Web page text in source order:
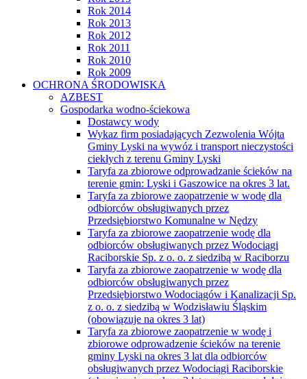
Rok 2014
Rok 2013
Rok 2012
Rok 2011
Rok 2010
Rok 2009
OCHRONA ŚRODOWISKA
AZBEST
Gospodarka wodno-ściekowa
Dostawcy wody
Wykaz firm posiadających Zezwolenia Wójta
Gminy Lyski na wywóz i transport nieczystości
ciekłych z terenu Gminy Lyski
Taryfa za zbiorowe odprowadzanie ścieków na
terenie gmin: Lyski i Gaszowice na okres 3 lat.
Taryfa za zbiorowe zaopatrzenie w wodę dla
odbiorców obsługiwanych przez
Przedsiębiorstwo Komunalne w Nędzy
Taryfa za zbiorowe zaopatrzenie wodę dla
odbiorców obsługiwanych przez Wodociągi
Raciborskie Sp. z o. o. z siedzibą w Raciborzu
Taryfa za zbiorowe zaopatrzenie w wodę dla
odbiorców obsługiwanych przez
Przedsiębiorstwo Wodociągów i Kanalizacji Sp.
z o. o. z siedzibą w Wodzisławiu Śląskim
(obowiązuje na okres 3 lat)
Taryfa za zbiorowe zaopatrzenie w wodę i
zbiorowe odprowadzenie ścieków na terenie
gminy Lyski na okres 3 lat dla odbiorców
obsługiwanych przez Wodociągi Raciborskie